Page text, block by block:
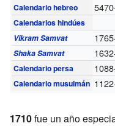
Calendario hebreo
Calendarios hindúes
Vikram Samvat
Shaka Samvat
Calendario persa
Calendario musulmán
1710fue un año